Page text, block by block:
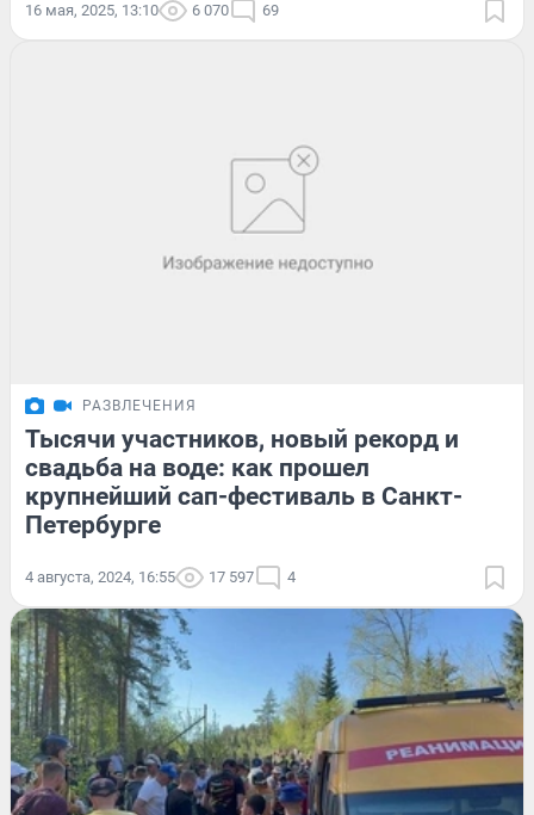
16 мая, 2025, 13:10 6 070 69
РАЗВЛЕЧЕНИЯ
Тысячи участников, новый рекорд и
свадьба на воде: как прошел
крупнейший сап-фестиваль в Санкт-
Петербурге
4 августа, 2024, 16:55 17 597 4